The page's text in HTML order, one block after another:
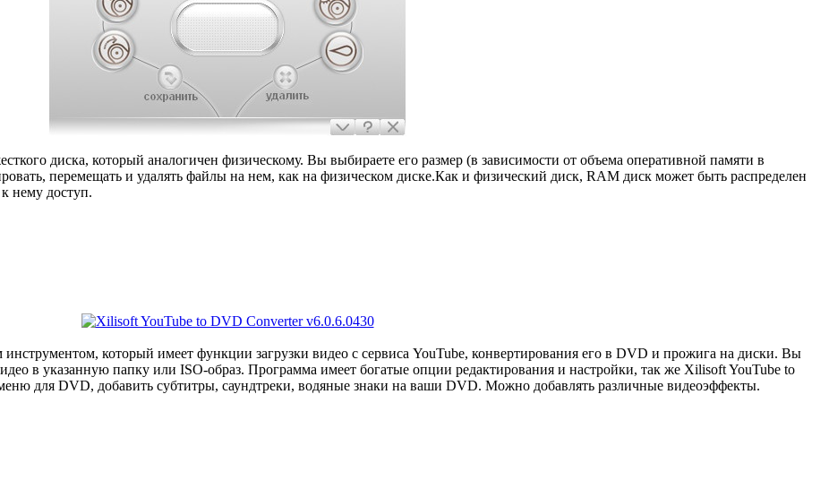
диска, который аналогичен физическому. Вы выбираете его размер (в зависимости от объема оперативной памяти в
перемещать и удалять файлы на нем, как на физическом диске.Как и физический диск, RAM диск может быть распределен
нему доступ.
который имеет функции загрузки видео с сервиса YouTube, конвертирования его в DVD и прожига на диски. Вы
в указанную папку или ISO-образ. Программа имеет богатые опции редактирования и настройки, так же Xilisoft YouTube to
для DVD, добавить субтитры, саундтреки, водяные знаки на ваши DVD. Можно добавлять различные видеоэффекты.